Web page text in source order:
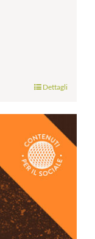
Dettagli